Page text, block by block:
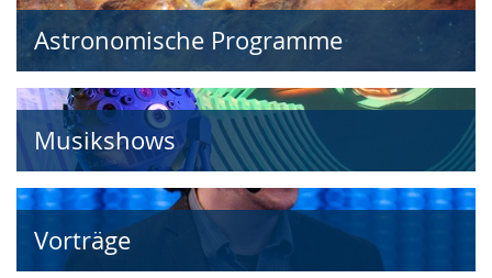
Astronomische Programme
Musikshows
Vorträge